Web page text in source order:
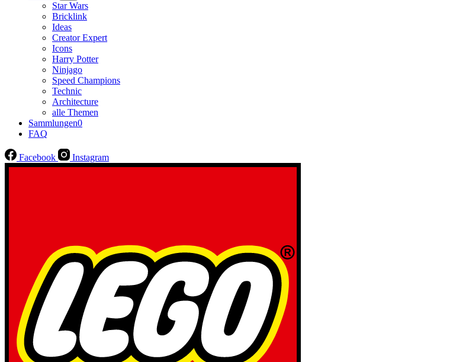
Star Wars
Bricklink
Ideas
Creator Expert
Icons
Harry Potter
Ninjago
Speed Champions
Technic
Architecture
alle Themen
Sammlungen0
FAQ
Facebook Instagram